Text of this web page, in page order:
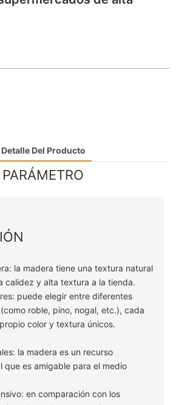
Detalle Del Producto
PARÁMETRO
la madera tiene una textura natural
calidez y alta textura a la tienda.
puede elegir entre diferentes
roble, pino, nogal, etc.), cada
color y textura únicos.
la madera es un recurso
que es amigable para el medio
en comparación con los